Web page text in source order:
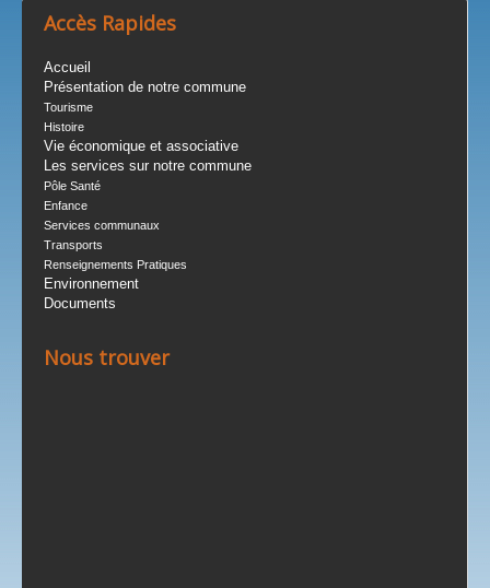
Accès Rapides
Accueil
Présentation de notre commune
Tourisme
Histoire
Vie économique et associative
Les services sur notre commune
Pôle Santé
Enfance
Services communaux
Transports
Renseignements Pratiques
Environnement
Documents
Nous trouver